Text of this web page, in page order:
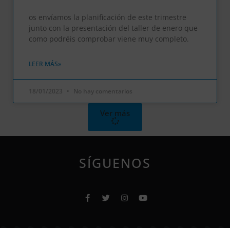
os envíamos la planificación de este trimestre
junto con la presentación del taller de enero que
como podréis comprobar viene muy completo.
LEER MÁS»
18/01/2023 No hay comentarios
Ver más
SÍGUENOS